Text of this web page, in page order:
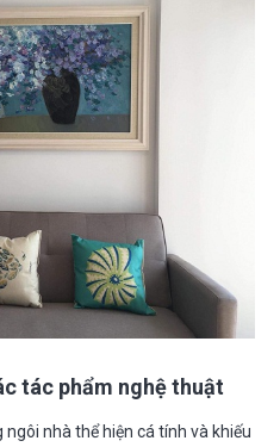
tác phẩm nghệ thuật
nhà thể hiện cá tính và khiếu